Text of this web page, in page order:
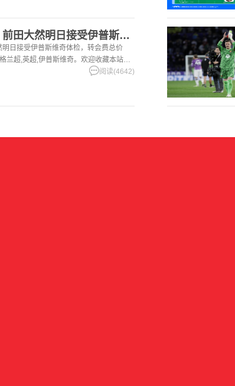
[体育资讯]记者：前田大然明日接受伊普斯维奇体检，转会费总价
明日接受伊普斯维奇体检，转会费总价
兰超,英超,伊普斯维奇。欢迎收藏本站，
，篮球体育资讯。
阅读(4642)